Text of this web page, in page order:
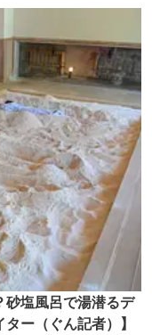
砂塩風呂で湯潜るデ
ー（ぐん記者）】